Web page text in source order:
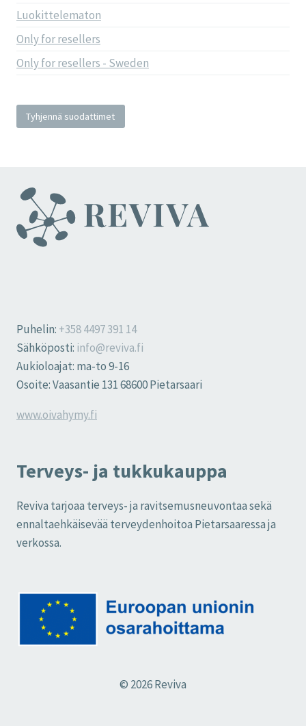
Luokittelematon
Only for resellers
Only for resellers - Sweden
Tyhjennä suodattimet
Puhelin: +358 4497 391 14
Sähköposti: info@reviva.fi
Aukioloajat: ma-to 9-16
Osoite: Vaasantie 131 68600 Pietarsaari
www.oivahymy.fi
Terveys- ja tukkukauppa
Reviva tarjoaa terveys- ja ravitsemusneuvontaa sekä
ennaltaehkäisevää terveydenhoitoa Pietarsaaressa ja
verkossa.
© 2026 Reviva